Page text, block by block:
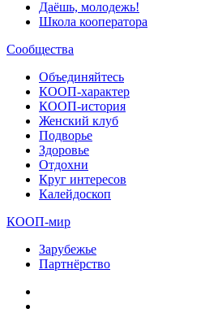
Даёшь, молодежь!
Школа кооператора
Сообщества
Объединяйтесь
КООП-характер
КООП-история
Женский клуб
Подворье
Здоровье
Отдохни
Круг интересов
Калейдоскоп
КООП-мир
Зарубежье
Партнёрство